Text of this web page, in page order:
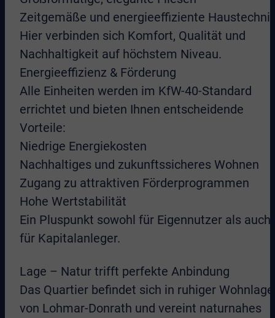
Zeitgemäße und energieeffiziente
Hier verbinden sich Komfort, Qualität und
Nachhaltigkeit auf höchstem Niveau.
Energieeffizienz & Förderung
Alle Einheiten werden im KfW-40-Standard
errichtet und bieten Ihnen entscheidende
Vorteile:
Niedrige Energiekosten
Nachhaltiges und zukunftssicheres Wohnen
Zugang zu attraktiven Förderprogrammen
Hohe Wertstabilität
Ein Pluspunkt sowohl für Eigennutzer als auch
für Kapitalanleger.
Lage – Natur trifft perfekte Anbindung
Das Quartier befindet sich in ruhiger Wohnlage
von Lohmar-Donrath und vereint naturnahes